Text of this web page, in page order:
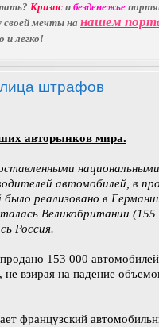
Кризис и безденежье
своей мечты на нашем
и легко!
штрафов
авторынков мира.
национальными
автомобилей, в
реализовано в
Великобритании (155
Россия.
153 000
не взирая на падение
французский